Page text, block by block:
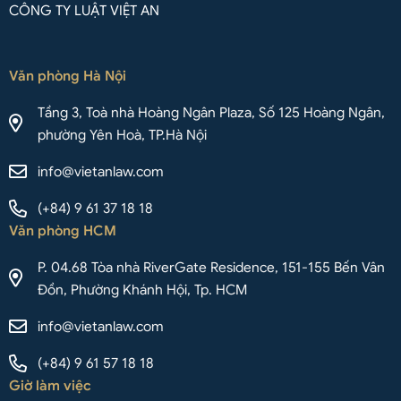
CÔNG TY LUẬT VIỆT AN
Văn phòng Hà Nội
Tầng 3, Toà nhà Hoàng Ngân Plaza, Số 125 Hoàng Ngân,
phường Yên Hoà, TP.Hà Nội
info@vietanlaw.com
(+84) 9 61 37 18 18
Văn phòng HCM
P. 04.68 Tòa nhà RiverGate Residence, 151-155 Bến Vân
Đồn, Phường Khánh Hội, Tp. HCM
info@vietanlaw.com
(+84) 9 61 57 18 18
Giờ làm việc